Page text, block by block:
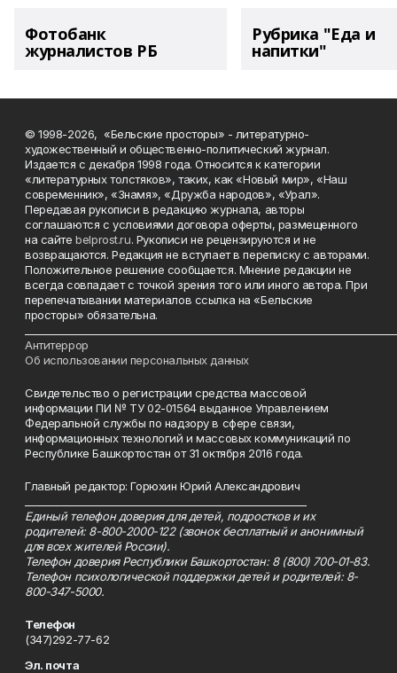
Фотобанк
журналистов РБ
Рубрика "Еда и
напитки"
© 1998-2026, «Бельские просторы» - литературно-
художественный и общественно-политический журнал.
Издается с декабря 1998 года. Относится к категории
«литературных толстяков», таких, как «Новый мир», «Наш
современник», «Знамя», «Дружба народов», «Урал».
Передавая рукописи в редакцию журнала, авторы
соглашаются с условиями договора оферты, размещенного
на сайтеbelprost.ru. Рукописи не рецензируются и не
возвращаются. Редакция не вступает в переписку с авторами.
Положительное решение сообщается. Мнение редакции не
всегда совпадает с точкой зрения того или иного автора. При
перепечатывании материалов ссылка на «Бельские
просторы» обязательна.
Антитеррор
Об использовании персональных данных
Свидетельство о регистрации средства массовой
информации ПИ № ТУ 02-01564 выданное Управлением
Федеральной службы по надзору в сфере связи,
информационных технологий и массовых коммуникаций по
Республике Башкортостан от 31 октября 2016 года.
Главный редактор: Горюхин Юрий Александрович
Единый телефон доверия для детей, подростков и их
родителей: 8-800-2000-122 (звонок бесплатный и анонимный
для всех жителей России).
Телефон доверия Республики Башкортостан: 8 (800) 700-01-83.
Телефон психологической поддержки детей и родителей: 8-
800-347-5000.
Телефон
(347)292-77-62
Эл. почта